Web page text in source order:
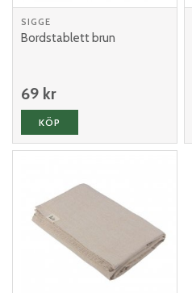
SIGGE
Bordstablett brun
69 kr
KÖP